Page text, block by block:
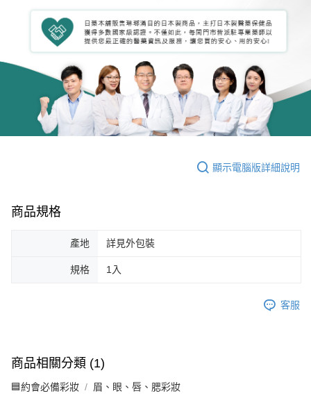
顯示電腦版詳細說明
商品規格
產地 詳見外包裝
規格 1入
客服
商品相關分類 (1)
🟦約會必備彩妝 眉、眼、唇、腮彩妝